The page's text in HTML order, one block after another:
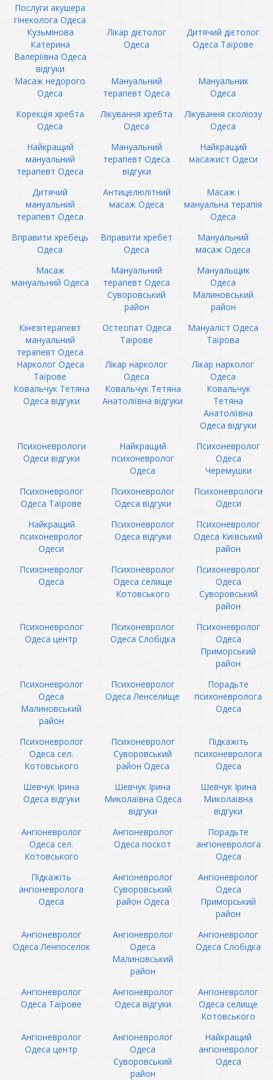
Послуги акушера
гінеколога Одеса
Кузьмінова
Катерина
Валеріївна Одеса
відгуки
Лікар дієтолог
Одеса
Дитячий дієтолог
Одеса Таїрове
Масаж недорого
Одеса
Мануальний
терапевт Одеса
Мануальник
Одеса
Корекція хребта
Одеса
Лікування хребта
Одеса
Лікування сколіозу
Одеса
Найкращий
мануальний
терапевт Одеса
Мануальний
терапевт Одеса
відгуки
Найкращий
масажист Одеси
Дитячий
мануальний
терапевт Одеса
Антицелюлітний
масаж Одеса
Масаж і
мануальна терапія
Одеса
Вправити хребець
Одеса
Вправити хребет
Одеса
Мануальний
масаж Одеса
Масаж
мануальний Одеса
Мануальний
терапевт Одеса
Суворовський
район
Мануальщик
Одеса
Малиновський
район
Кінезітерапевт
мануальний
терапевт Одеса
Остеопат Одеса
Таїрове
Мануаліст Одеса
Таїрова
Нарколог Одеса
Таїрове
Лікар нарколог
Одеса
Лікар нарколог
Одеса
Ковальчук Тетяна
Одеса відгуки
Ковальчук Тетяна
Анатоліївна відгуки
Ковальчук
Тетяна
Анатоліївна
Одеса відгуки
Психоневрологи
Одеси відгуки
Найкращий
психоневролог
Одеса
Психоневролог
Одеса
Черемушки
Психоневролог
Одеса Таїрове
Психоневролог
Одеса відгуки
Психоневрологи
Одеси
Найкращий
психоневролог
Одеси
Психоневролог
Одеса відгуки
Психоневролог
Одеса Київський
район
Психоневролог
Одеса
Психоневролог
Одеса селище
Котовського
Психоневролог
Одеса
Суворовський
район
Психоневролог
Одеса центр
Психоневролог
Одеса Слобідка
Психоневролог
Одеса
Приморський
район
Психоневролог
Одеса
Малиновський
район
Психоневролог
Одеса Ленселище
Порадьте
психоневролога
Одеса
Психоневролог
Одеса сел.
Котовського
Психоневролог
Суворовський
район Одеса
Підкажіть
психоневролога
Одеса
Шевчук Ірина
Одеса відгуки
Шевчук Ірина
Миколаївна Одеса
відгуки
Шевчук Ірина
Миколаївна
відгуки
Ангіоневролог
Одеса сел.
Котовського
Ангіоневролог
Одеса поскот
Порадьте
ангіоневролога
Одеса
Підкажіть
ангіоневролога
Одеса
Ангіоневролог
Суворовський
район Одеса
Ангіоневролог
Одеса
Приморський
район
Ангіоневролог
Одеса Ленпоселок
Ангіоневролог
Одеса
Малиновський
район
Ангіоневролог
Одеса Слобідка
Ангіоневролог
Одеса Таїрове
Ангіоневролог
Одеса відгуки
Ангіоневролог
Одеса селище
Котовського
Ангіоневролог
Одеса центр
Ангіоневролог
Одеса
Суворовський
район
Найкращий
ангіоневролог
Одеса